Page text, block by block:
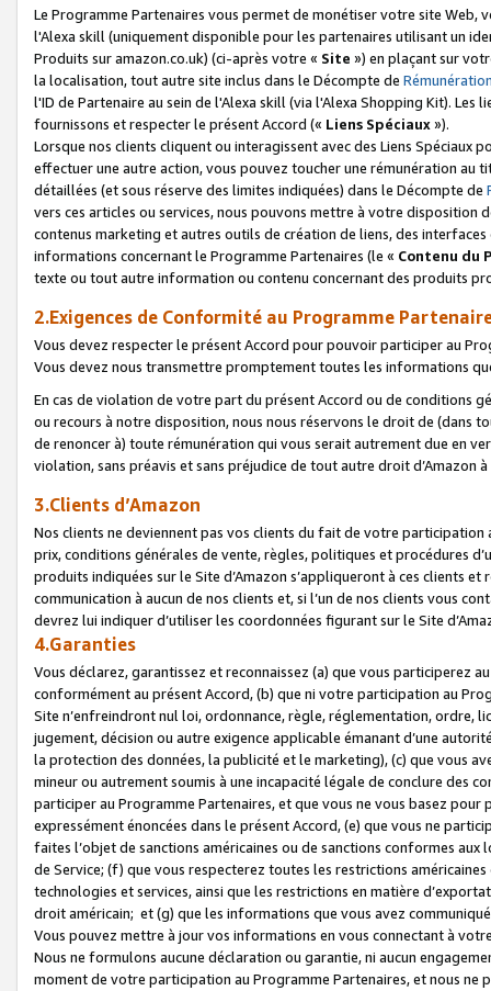
Le Programme Partenaires vous permet de monétiser votre site Web,
l'Alexa skill (uniquement disponible pour les partenaires utilisant un
Produits sur amazon.co.uk) (ci-après votre « Site ») en plaçant sur
la localisation, tout autre site inclus dans le Décompte de
l'ID de Partenaire au sein de l'Alexa skill (via l'Alexa Shopping Kit).
fournissons et respecter le présent Accord (« Liens Spéciaux»).
Lorsque nos clients cliquent ou interagissent avec des Liens Spéciaux
effectuer une autre action, vous pouvez toucher une rémunération
détaillées (et sous réserve des limites indiquées) dans le Décompte de
vers ces articles ou services, nous pouvons mettre à votre disposition
contenus marketing et autres outils de création de liens, des
informations concernant le Programme Partenaires (le « Contenu du
texte ou tout autre information ou contenu concernant des produits
2.Exigences de Conformité au Programme
Vous devez respecter le présent Accord pour pouvoir participer au
Vous devez nous transmettre promptement toutes les informations
En cas de violation de votre part du présent Accord ou de conditions
ou recours à notre disposition, nous nous réservons le droit de (dans
de renoncer à) toute rémunération qui vous serait autrement due en
violation, sans préavis et sans préjudice de tout autre droit
3.Clients d’Amazon
Nos clients ne deviennent pas vos clients du fait de votre
prix, conditions générales de vente, règles, politiques et procédures
produits indiquées sur le Site d’Amazon s’appliqueront à ces clients
communication à aucun de nos clients et, si l’un de nos clients vous
devrez lui indiquer d’utiliser les coordonnées figurant sur le Site
4.Garanties
Vous déclarez, garantissez et reconnaissez (a) que vous participerez
conformément au présent Accord, (b) que ni votre participation au
Site n’enfreindront nul loi, ordonnance, règle, réglementation, ordre,
jugement, décision ou autre exigence applicable émanant d’une
la protection des données, la publicité et le marketing), (c) que vous
mineur ou autrement soumis à une incapacité légale de conclure des
participer au Programme Partenaires, et que vous ne vous basez
expressément énoncées dans le présent Accord, (e) que vous ne
faites l’objet de sanctions américaines ou de sanctions conformes
de Service; (f) que vous respecterez toutes les restrictions
technologies et services, ainsi que les restrictions en matière
droit américain; et (g) que les informations que vous avez
Vous pouvez mettre à jour vos informations en vous connectant à
Nous ne formulons aucune déclaration ou garantie, ni aucun
moment de votre participation au Programme Partenaires, et nous